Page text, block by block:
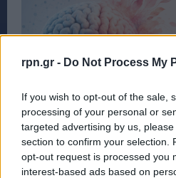
rpn.gr - Do Not Process My
If you wish to opt-out of the sale,
processing of your personal or
targeted advertising by us,
section to confirm your selection.
opt-out request is processed you
interest-based ads based on